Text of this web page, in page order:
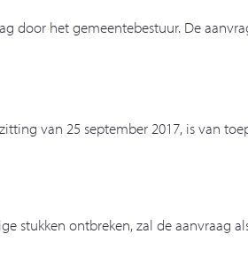
door het gemeentebestuur. De
van 25 september 2017, is van
stukken ontbreken, zal de aanvraag